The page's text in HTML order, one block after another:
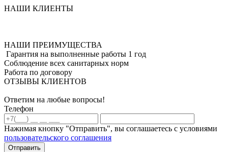
НАШИ КЛИЕНТЫ
НАШИ ПРЕИМУЩЕСТВА
Гарантия на выполненные работы 1 год
Соблюдение всех санитарных норм
Работа по договору
ОТЗЫВЫ КЛИЕНТОВ
Ответим на любые вопросы!
Телефон
Нажимая кнопку "Отправить", вы соглашаетесь с условиями
пользовательского соглашения
Отправить